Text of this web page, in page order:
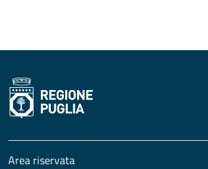
Area riservata